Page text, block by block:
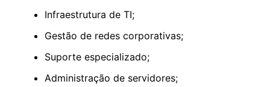
Infraestrutura de TI;
Gestão de redes corporativas;
Suporte especializado;
Administração de servidores;